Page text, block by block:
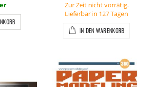
Zur Zeit nicht vorrätig.
Lieferbar in 127 Tagen
IN DEN WARENKORB